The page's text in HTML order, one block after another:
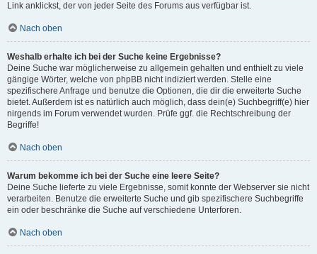
Link anklickst, der von jeder Seite des Forums aus verfügbar ist.
Nach oben
Weshalb erhalte ich bei der Suche keine Ergebnisse?
Deine Suche war möglicherweise zu allgemein gehalten und enthielt zu viele
gängige Wörter, welche von phpBB nicht indiziert werden. Stelle eine
spezifischere Anfrage und benutze die Optionen, die dir die erweiterte Suche
bietet. Außerdem ist es natürlich auch möglich, dass dein(e) Suchbegriff(e) hier
nirgends im Forum verwendet wurden. Prüfe ggf. die Rechtschreibung der
Begriffe!
Nach oben
Warum bekomme ich bei der Suche eine leere Seite?
Deine Suche lieferte zu viele Ergebnisse, somit konnte der Webserver sie nicht
verarbeiten. Benutze die erweiterte Suche und gib spezifischere Suchbegriffe
ein oder beschränke die Suche auf verschiedene Unterforen.
Nach oben